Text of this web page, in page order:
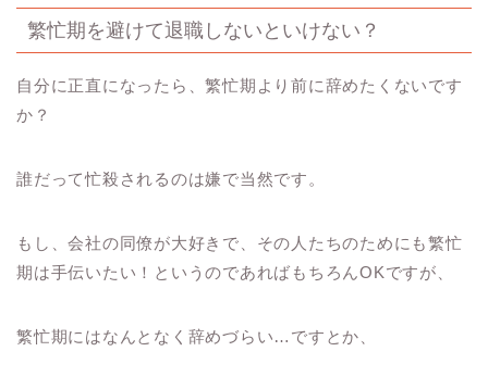
繁忙期を避けて退職しないといけない？
自分に正直になったら、繁忙期より前に辞めたくないです
か？
誰だって忙殺されるのは嫌で当然です。
もし、会社の同僚が大好きで、その人たちのためにも繁忙
期は手伝いたい！というのであればもちろんOKですが、
繁忙期にはなんとなく辞めづらい… ですとか、